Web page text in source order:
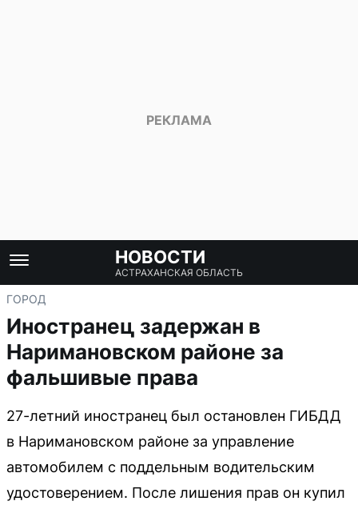
НОВОСТИ
АСТРАХАНСКАЯ ОБЛАСТЬ
ГОРОД
Иностранец задержан в
Наримановском районе за
фальшивые права
27-летний иностранец был остановлен ГИБДД
в Наримановском районе за управление
автомобилем с поддельным водительским
удостоверением. После лишения прав он купил